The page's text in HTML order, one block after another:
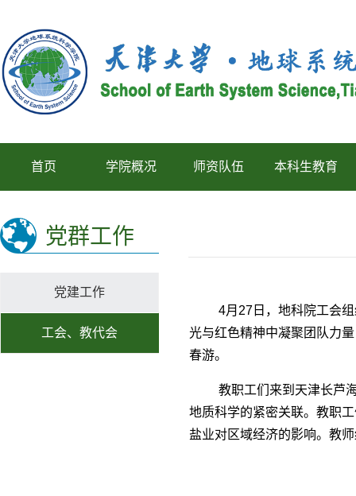
首页 学院概况 师资队伍 本科生教育
党群工作
党建工作
工会、教代会
4月27日，地科院工会
光与红色精神中凝聚团队力
春游。
教职工们来到天津长芦
地质科学的紧密关联。教职
盐业对区域经济的影响。教